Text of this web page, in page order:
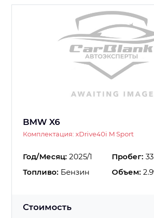
BMW X6
Комплектация: xDrive40i M Sport
Год/Месяц: 2025/1 Пробег:
Топливо: Бензин Объем:
Стоимость